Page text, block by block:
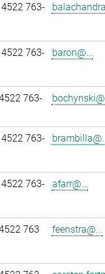
763-
763-
baron@...
763-
763-
763-
afarr@...
763
feenstra@...